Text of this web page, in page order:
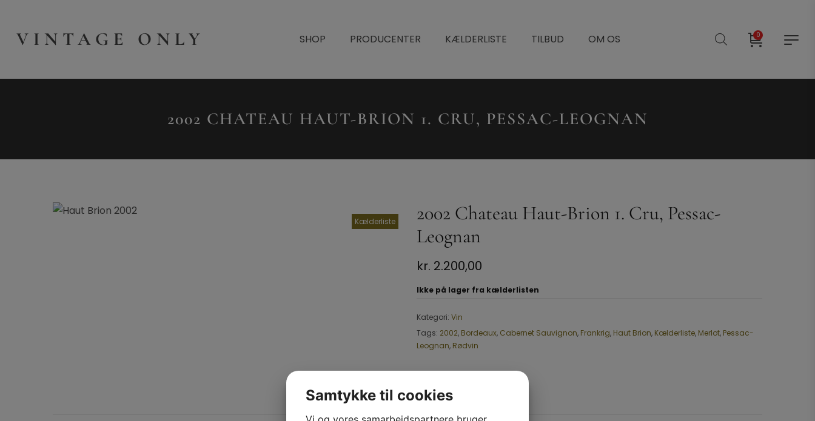
VINTAGE ONLY SHOP PRODUCENTER KÆLDERLISTE TILBUD OM OS 0
2002 CHATEAU HAUT-BRION 1. CRU, PESSAC-LEOGNAN
Kælderliste
2002 Chateau Haut-Brion 1. Cru, Pessac-
Leognan
kr. 2.200,00
Ikke på lager fra kælderlisten
Kategori: Vin
Tags: 2002, Bordeaux, Cabernet Sauvignon, Frankrig, Haut Brion, Kælderliste, Merlot, Pessac-
Leognan, Rødvin
YDERLIGERE INFORMATION
Samtykke til cookies